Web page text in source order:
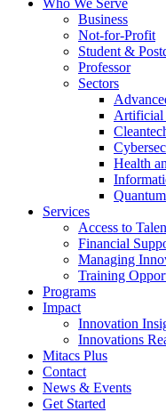
Who We Serve
Business
Not-for-Profit
Student &
Professor
Sectors
Artificial
Health
Quantum
Services
Access to
Financial
Managing
Training
Programs
Impact
Innovation
Innovations
Mitacs Plus
Contact
News & Events
Get Started